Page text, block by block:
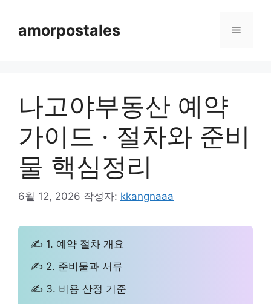
amorpostales 메
나고야부동산 예약
가이드 · 절차와 준비
물 핵심정리
6월 12, 2026 작성자: kkangnaaa
✍ 1. 예약 절차 개요
✍ 2. 준비물과 서류
✍ 3. 비용 산정 기준